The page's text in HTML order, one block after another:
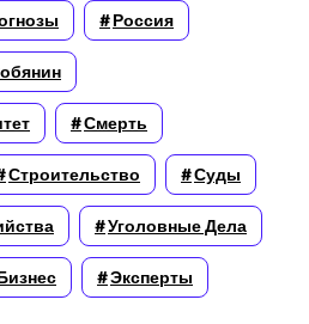
Россия
Смерть
Строительство Суды
Уголовные Дела
Эксперты